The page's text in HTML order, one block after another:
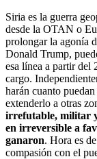
Siria es la guerra
desde la OTAN o
prolongar la agonía
Donald Trump,
esa línea a partir del
cargo.
harán cuanto
extenderlo a otras
irrefutable, militar
en irreversible a
ganaron. Hora es
compasión con el